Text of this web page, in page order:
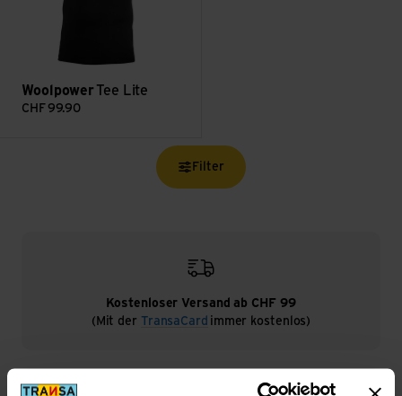
Woolpower Tee Lite
CHF 99.90
Filter
Kostenloser Versand ab CHF 99
(Mit der TransaCard immer kostenlos)